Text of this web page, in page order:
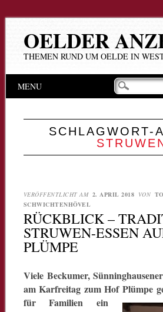
OELDER
THEMEN RUND UM OELDE IN
Hauptmenü
Inhalt
MENU
SCHLAGWORT-
VERÖFFENTLICHT AM 2. APRIL 2018 VON
SCHWICHTENHÖVEL
RÜCKBLICK –
STRUWEN-ESSEN
PLÜMPE
Viele Beckumer,
am Karfreitag zum Hof Plümpe
für Familien ein